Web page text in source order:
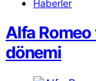
Haberler
Alfa Romeo
dönemi